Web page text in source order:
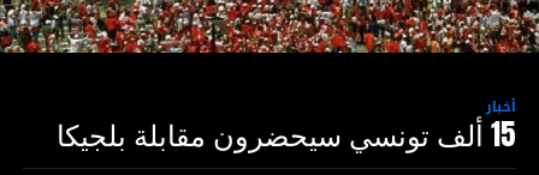
أخبار
15 ألف تونسي سيحضرون مقابلة بلجيكا